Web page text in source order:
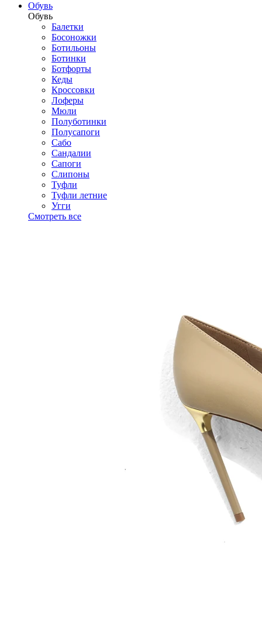
Обувь
Обувь
Балетки
Босоножки
Ботильоны
Ботинки
Ботфорты
Кеды
Кроссовки
Лоферы
Мюли
Полуботинки
Полусапоги
Сабо
Сандалии
Сапоги
Слипоны
Туфли
Туфли летние
Угги
Смотреть все